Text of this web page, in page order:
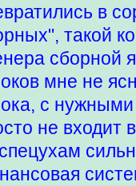
в
такой
сборной
мне не
с
не входит